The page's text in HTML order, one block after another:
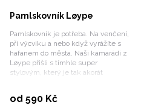
Pamlskovník Løype
Pamlskovník je potřeba. Na venčení,
při výcviku a nebo když vyrážíte s
hafanem do města. Naši kamarádi z
Løype přišli s tímhle super
stylovým, který je tak akorát
od 590 KčVybrat variantu